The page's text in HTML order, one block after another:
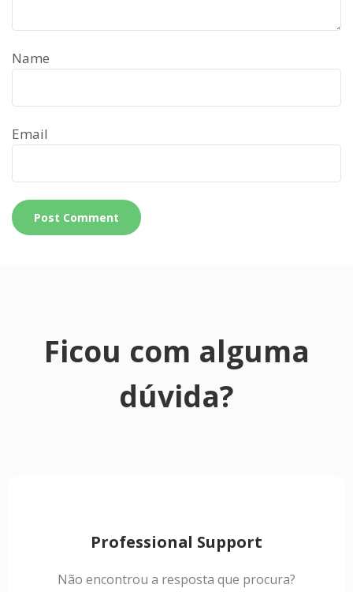
Name
Email
Ficou com alguma
dúvida?
Professional Support
Não encontrou a resposta que procura?